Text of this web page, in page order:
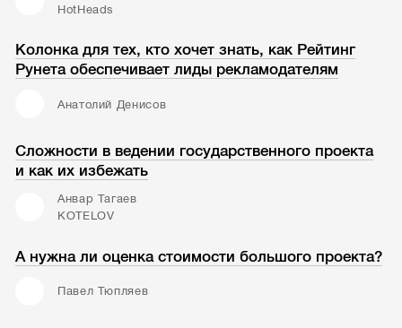
HotHeads
Колонка для тех, кто хочет знать, как Рейтинг
Рунета обеспечивает лиды рекламодателям
Анатолий Денисов
Сложности в ведении государственного проекта
и как их избежать
Анвар Тагаев
KOTELOV
А нужна ли оценка стоимости большого проекта?
Павел Тюпляев